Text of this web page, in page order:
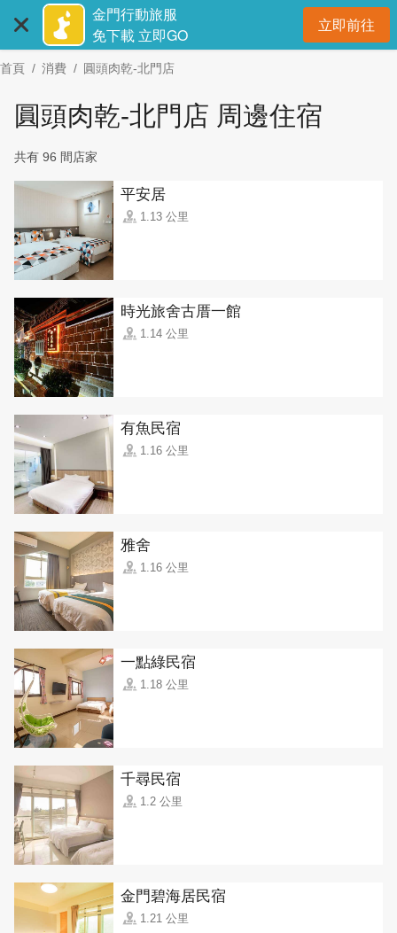
主
要
金門行動旅服
免下載 立即GO
立即前往開
首頁 消費 圓頭肉乾-北門店
圓頭肉乾-北門店 周邊住宿
共有 96 間店家
平安居
1.13 公里
時光旅舍古厝一館
1.14 公里
有魚民宿
1.16 公里
雅舍
1.16 公里
一點綠民宿
1.18 公里
千尋民宿
1.2 公里
金門碧海居民宿
1.21 公里